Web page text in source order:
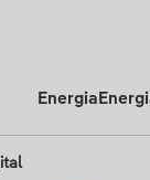
Energia